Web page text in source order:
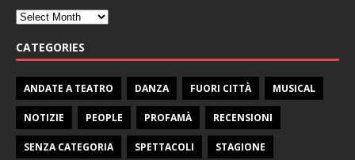
CATEGORIES
ANDATE A TEATRO DANZA FUORI CITTÀ MUSICAL
NOTIZIE PEOPLE PROFAMÀ RECENSIONI
SENZA CATEGORIA SPETTACOLI STAGIONE